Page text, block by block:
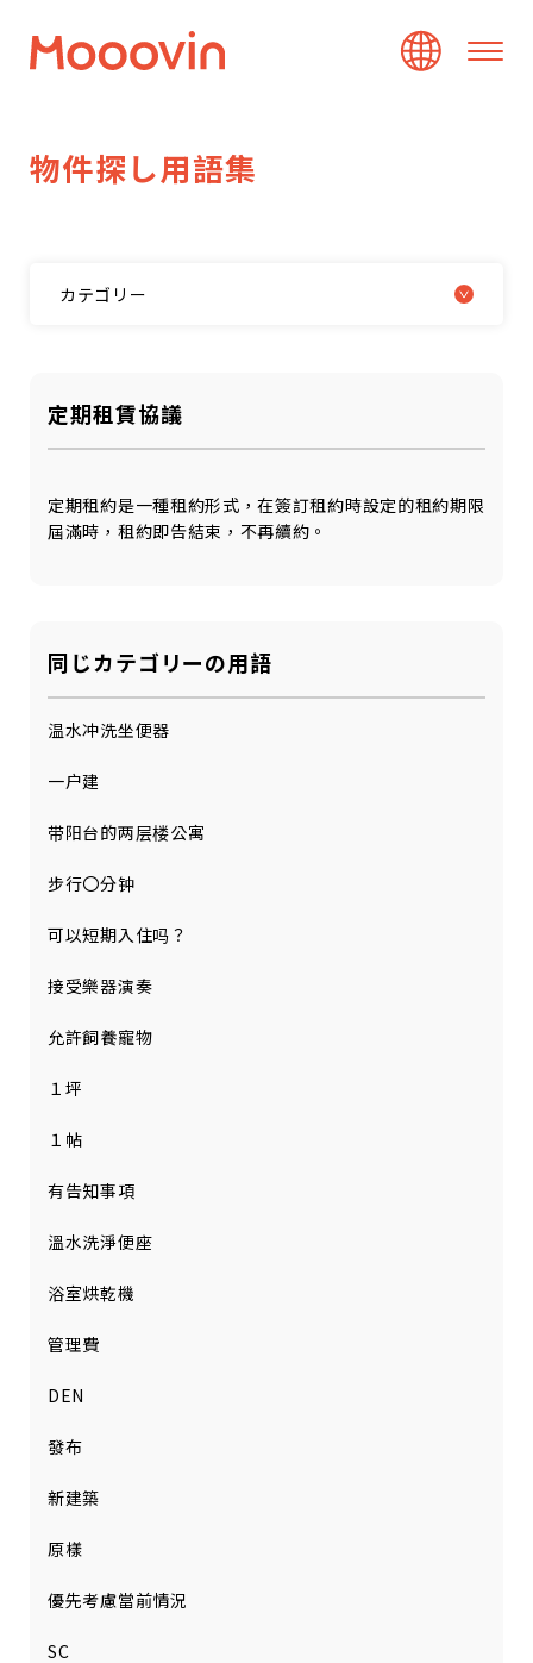
物件探し用語集
カテゴリー
定期租賃協議
定期租約是一種租約形式，在簽訂租約時設定的租約期限
屆滿時，租約即告結束，不再續約。
同じカテゴリーの用語
温水冲洗坐便器
一户建
带阳台的两层楼公寓
步行〇分钟
可以短期入住吗？
接受樂器演奏
允許飼養寵物
１坪
１帖
有告知事項
溫水洗淨便座
浴室烘乾機
管理費
DEN
發布
新建築
原樣
優先考慮當前情況
SC